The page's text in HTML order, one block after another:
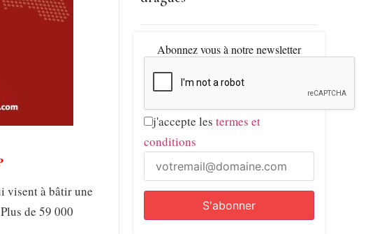
visent à bâtir une
de 59 000
Abonnez vous à notre newsletter
j'accepte les termes et
conditions